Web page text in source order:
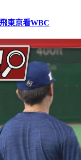
東京看WBC